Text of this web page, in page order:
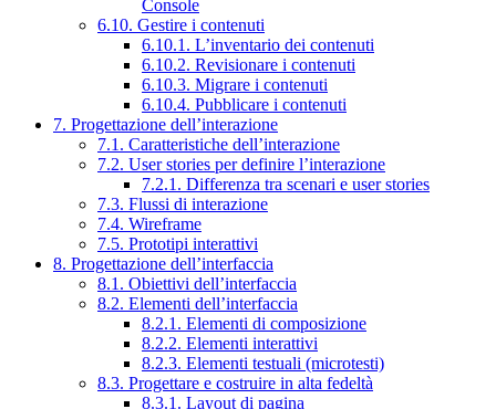
Console
6.10. Gestire i contenuti
6.10.1. L’inventario dei contenuti
6.10.2. Revisionare i contenuti
6.10.3. Migrare i contenuti
6.10.4. Pubblicare i contenuti
7. Progettazione dell’interazione
7.1. Caratteristiche dell’interazione
7.2. User stories per definire l’interazione
7.2.1. Differenza tra scenari e user stories
7.3. Flussi di interazione
7.4. Wireframe
7.5. Prototipi interattivi
8. Progettazione dell’interfaccia
8.1. Obiettivi dell’interfaccia
8.2. Elementi dell’interfaccia
8.2.1. Elementi di composizione
8.2.2. Elementi interattivi
8.2.3. Elementi testuali (microtesti)
8.3. Progettare e costruire in alta fedeltà
8.3.1. Layout di pagina